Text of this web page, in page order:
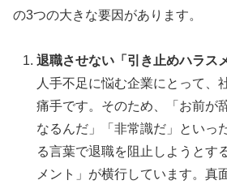
の3つの大きな要因があります。
退職させない「引き止めハラス
人手不足に悩む企業にとって、
痛手です。そのため、「お前が
なるんだ」「非常識だ」といっ
る言葉で退職を阻止しようとす
メント」が横行しています。真